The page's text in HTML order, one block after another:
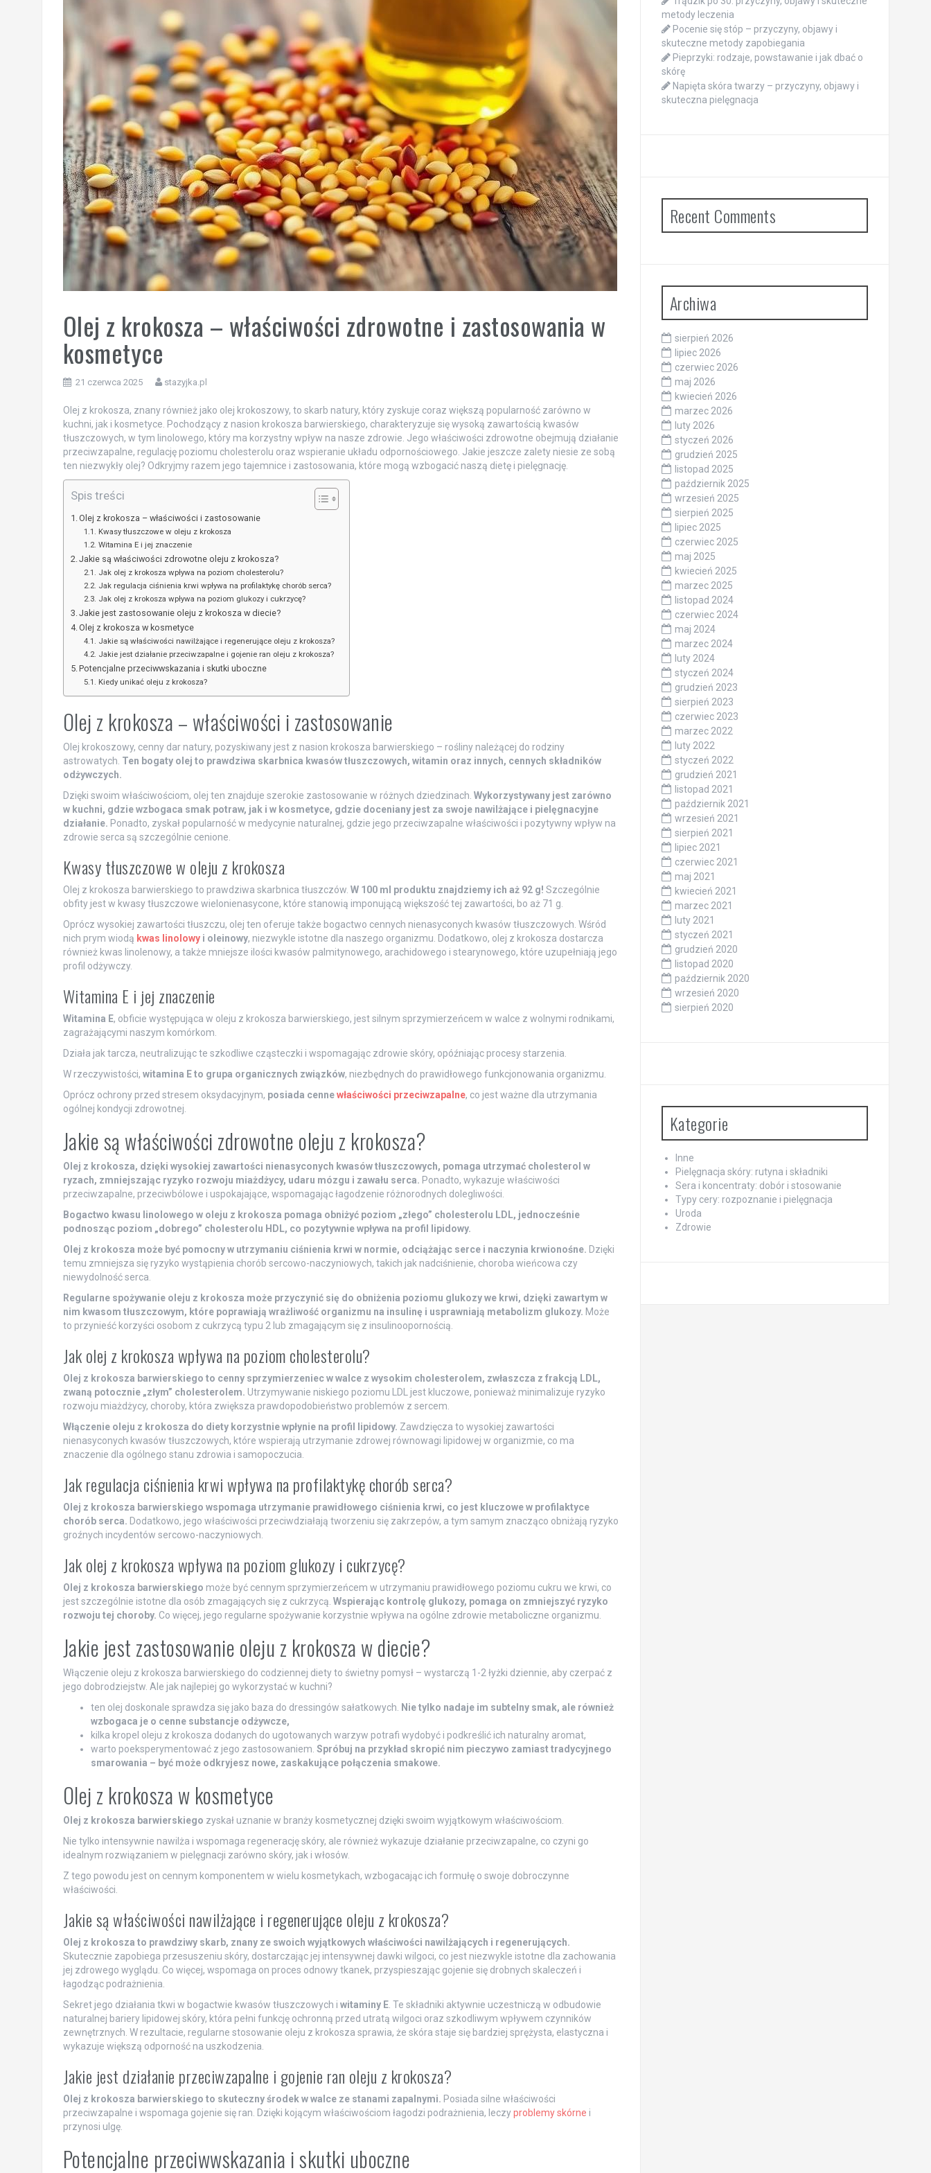
Olej z krokosza – właściwości zdrowotne i zastosowania w
kosmetyce
21 czerwca 2025 stazyjka.pl
Olej z krokosza, znany również jako olej krokoszowy, to skarb natury, który zyskuje coraz większą popularność zarówno w
kuchni, jak i kosmetyce. Pochodzący z nasion krokosza barwierskiego, charakteryzuje się wysoką zawartością kwasów
tłuszczowych, w tym linolowego, który ma korzystny wpływ na nasze zdrowie. Jego właściwości zdrowotne obejmują działanie
przeciwzapalne, regulację poziomu cholesterolu oraz wspieranie układu odpornościowego. Jakie jeszcze zalety niesie ze sobą
ten niezwykły olej? Odkryjmy razem jego tajemnice i zastosowania, które mogą wzbogacić naszą dietę i pielęgnację.
Spis treści
Olej z krokosza – właściwości i zastosowanie
Kwasy tłuszczowe w oleju z krokosza
Witamina E i jej znaczenie
Jakie są właściwości zdrowotne oleju z krokosza?
Jak olej z krokosza wpływa na poziom cholesterolu?
Jak regulacja ciśnienia krwi wpływa na profilaktykę chorób serca?
Jak olej z krokosza wpływa na poziom glukozy i cukrzycę?
Jakie jest zastosowanie oleju z krokosza w diecie?
Olej z krokosza w kosmetyce
Jakie są właściwości nawilżające i regenerujące oleju z krokosza?
Jakie jest działanie przeciwzapalne i gojenie ran oleju z krokosza?
Potencjalne przeciwwskazania i skutki uboczne
Kiedy unikać oleju z krokosza?
Olej z krokosza – właściwości i zastosowanie
Olej krokoszowy, cenny dar natury, pozyskiwany jest z nasion krokosza barwierskiego – rośliny należącej do rodziny
astrowatych. Ten bogaty olej to prawdziwa skarbnica kwasów tłuszczowych, witamin oraz innych, cennych składników
odżywczych.
Dzięki swoim właściwościom, olej ten znajduje szerokie zastosowanie w różnych dziedzinach. Wykorzystywany jest zarówno
w kuchni, gdzie wzbogaca smak potraw, jak i w kosmetyce, gdzie doceniany jest za swoje nawilżające i pielęgnacyjne
działanie. Ponadto, zyskał popularność w medycynie naturalnej, gdzie jego przeciwzapalne właściwości i pozytywny wpływ na
zdrowie serca są szczególnie cenione.
Kwasy tłuszczowe w oleju z krokosza
Olej z krokosza barwierskiego to prawdziwa skarbnica tłuszczów. W 100 ml produktu znajdziemy ich aż 92 g! Szczególnie
obfity jest w kwasy tłuszczowe wielonienasycone, które stanowią imponującą większość tej zawartości, bo aż 71 g.
Oprócz wysokiej zawartości tłuszczu, olej ten oferuje także bogactwo cennych nienasyconych kwasów tłuszczowych. Wśród
nich prym wiodą kwas linolowyi oleinowy, niezwykle istotne dla naszego organizmu. Dodatkowo, olej z krokosza dostarcza
również kwas linolenowy, a także mniejsze ilości kwasów palmitynowego, arachidowego i stearynowego, które uzupełniają jego
profil odżywczy.
Witamina E i jej znaczenie
Witamina E, obficie występująca w oleju z krokosza barwierskiego, jest silnym sprzymierzeńcem w walce z wolnymi rodnikami,
zagrażającymi naszym komórkom.
Działa jak tarcza, neutralizując te szkodliwe cząsteczki i wspomagając zdrowie skóry, opóźniając procesy starzenia.
W rzeczywistości, witamina E to grupa organicznych związków, niezbędnych do prawidłowego funkcjonowania organizmu.
Oprócz ochrony przed stresem oksydacyjnym, posiada cennewłaściwości przeciwzapalne, co jest ważne dla utrzymania
ogólnej kondycji zdrowotnej.
Jakie są właściwości zdrowotne oleju z krokosza?
Olej z krokosza, dzięki wysokiej zawartości nienasyconych kwasów tłuszczowych, pomaga utrzymać cholesterol w
ryzach, zmniejszając ryzyko rozwoju miażdżycy, udaru mózgu i zawału serca. Ponadto, wykazuje właściwości
przeciwzapalne, przeciwbólowe i uspokajające, wspomagając łagodzenie różnorodnych dolegliwości.
Bogactwo kwasu linolowego w oleju z krokosza pomaga obniżyć poziom „złego” cholesterolu LDL, jednocześnie
podnosząc poziom „dobrego” cholesterolu HDL, co pozytywnie wpływa na profil lipidowy.
Olej z krokosza może być pomocny w utrzymaniu ciśnienia krwi w normie, odciążając serce i naczynia krwionośne. Dzięki
temu zmniejsza się ryzyko wystąpienia chorób sercowo-naczyniowych, takich jak nadciśnienie, choroba wieńcowa czy
niewydolność serca.
Regularne spożywanie oleju z krokosza może przyczynić się do obniżenia poziomu glukozy we krwi, dzięki zawartym w
nim kwasom tłuszczowym, które poprawiają wrażliwość organizmu na insulinę i usprawniają metabolizm glukozy. Może
to przynieść korzyści osobom z cukrzycą typu 2 lub zmagającym się z insulinoopornością.
Jak olej z krokosza wpływa na poziom cholesterolu?
Olej z krokosza barwierskiego to cenny sprzymierzeniec w walce z wysokim cholesterolem, zwłaszcza z frakcją LDL,
zwaną potocznie „złym” cholesterolem. Utrzymywanie niskiego poziomu LDL jest kluczowe, ponieważ minimalizuje ryzyko
rozwoju miażdżycy, choroby, która zwiększa prawdopodobieństwo problemów z sercem.
Włączenie oleju z krokosza do diety korzystnie wpłynie na profil lipidowy. Zawdzięcza to wysokiej zawartości
nienasyconych kwasów tłuszczowych, które wspierają utrzymanie zdrowej równowagi lipidowej w organizmie, co ma
znaczenie dla ogólnego stanu zdrowia i samopoczucia.
Jak regulacja ciśnienia krwi wpływa na profilaktykę chorób serca?
Olej z krokosza barwierskiego wspomaga utrzymanie prawidłowego ciśnienia krwi, co jest kluczowe w profilaktyce
chorób serca. Dodatkowo, jego właściwości przeciwdziałają tworzeniu się zakrzepów, a tym samym znacząco obniżają ryzyko
groźnych incydentów sercowo-naczyniowych.
Jak olej z krokosza wpływa na poziom glukozy i cukrzycę?
Olej z krokosza barwierskiego może być cennym sprzymierzeńcem w utrzymaniu prawidłowego poziomu cukru we krwi, co
jest szczególnie istotne dla osób zmagających się z cukrzycą. Wspierając kontrolę glukozy, pomaga on zmniejszyć ryzyko
rozwoju tej choroby. Co więcej, jego regularne spożywanie korzystnie wpływa na ogólne zdrowie metaboliczne organizmu.
Jakie jest zastosowanie oleju z krokosza w diecie?
Włączenie oleju z krokosza barwierskiego do codziennej diety to świetny pomysł – wystarczą 1-2 łyżki dziennie, aby czerpać z
jego dobrodziejstw. Ale jak najlepiej go wykorzystać w kuchni?
ten olej doskonale sprawdza się jako baza do dressingów sałatkowych.
Nie tylko nadaje im subtelny smak, ale również
wzbogaca je o cenne substancje odżywcze,
kilka kropel oleju z krokosza dodanych do ugotowanych warzyw potrafi wydobyć i podkreślić ich naturalny aromat,
warto poeksperymentować z jego zastosowaniem. Spróbuj na przykład skropić nim pieczywo zamiast tradycyjnego
smarowania – być może odkryjesz nowe, zaskakujące połączenia smakowe.
Olej z krokosza w kosmetyce
Olej z krokosza barwierskiego zyskał uznanie w branży kosmetycznej dzięki swoim wyjątkowym właściwościom.
Nie tylko intensywnie nawilża i wspomaga regenerację skóry, ale również wykazuje działanie przeciwzapalne, co czyni go
idealnym rozwiązaniem w pielęgnacji zarówno skóry, jak i włosów.
Z tego powodu jest on cennym komponentem w wielu kosmetykach, wzbogacając ich formułę o swoje dobroczynne
właściwości.
Jakie są właściwości nawilżające i regenerujące oleju z krokosza?
Olej z krokosza to prawdziwy skarb, znany ze swoich wyjątkowych właściwości nawilżających i regenerujących.
Skutecznie zapobiega przesuszeniu skóry, dostarczając jej intensywnej dawki wilgoci, co jest niezwykle istotne dla zachowania
jej zdrowego wyglądu. Co więcej, wspomaga on proces odnowy tkanek, przyspieszając gojenie się drobnych skaleczeń i
łagodząc podrażnienia.
Sekret jego działania tkwi w bogactwie kwasów tłuszczowych i witaminy E. Te składniki aktywnie uczestniczą w odbudowie
naturalnej bariery lipidowej skóry, która pełni funkcję ochronną przed utratą wilgoci oraz szkodliwym wpływem czynników
zewnętrznych. W rezultacie, regularne stosowanie oleju z krokosza sprawia, że skóra staje się bardziej sprężysta, elastyczna i
wykazuje większą odporność na uszkodzenia.
Jakie jest działanie przeciwzapalne i gojenie ran oleju z krokosza?
Olej z krokosza barwierskiego to skuteczny środek w walce ze stanami zapalnymi. Posiada silne właściwości
przeciwzapalne i wspomaga gojenie się ran. Dzięki kojącym właściwościom łagodzi podrażnienia, leczyproblemy skórne i
przynosi ulgę.
Potencjalne przeciwwskazania i skutki uboczne
metody leczenia
Pocenie się stóp – przyczyny, objawy i
skuteczne metody zapobiegania
Pieprzyki: rodzaje, powstawanie i jak dbać o
skórę
Napięta skóra twarzy – przyczyny, objawy i
skuteczna pielęgnacja
Recent Comments
Archiwa
sierpień 2026
lipiec 2026
czerwiec 2026
maj 2026
kwiecień 2026
marzec 2026
luty 2026
styczeń 2026
grudzień 2025
listopad 2025
październik 2025
wrzesień 2025
sierpień 2025
lipiec 2025
czerwiec 2025
maj 2025
kwiecień 2025
marzec 2025
listopad 2024
czerwiec 2024
maj 2024
marzec 2024
luty 2024
styczeń 2024
grudzień 2023
sierpień 2023
czerwiec 2023
marzec 2022
luty 2022
styczeń 2022
grudzień 2021
listopad 2021
październik 2021
wrzesień 2021
sierpień 2021
lipiec 2021
czerwiec 2021
maj 2021
kwiecień 2021
marzec 2021
luty 2021
styczeń 2021
grudzień 2020
listopad 2020
październik 2020
wrzesień 2020
sierpień 2020
Kategorie
Inne
Pielęgnacja skóry: rutyna i składniki
Sera i koncentraty: dobór i stosowanie
Typy cery: rozpoznanie i pielęgnacja
Uroda
Zdrowie